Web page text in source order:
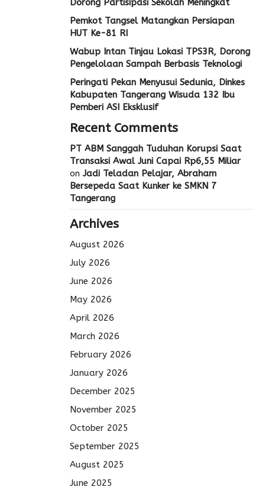
Pemkot Tangsel Matangkan Persiapan
HUT Ke-81 RI
Wabup Intan Tinjau Lokasi TPS3R, Dorong
Pengelolaan Sampah Berbasis Teknologi
Peringati Pekan Menyusui Sedunia, Dinkes
Kabupaten Tangerang Wisuda 132 Ibu
Pemberi ASI Eksklusif
Recent Comments
PT ABM Sanggah Tuduhan Korupsi Saat
Transaksi Awal Juni Capai Rp6,55 Miliar
on Jadi Teladan Pelajar, Abraham
Bersepeda Saat Kunker ke SMKN 7
Tangerang
Archives
August 2026
July 2026
June 2026
May 2026
April 2026
March 2026
February 2026
January 2026
December 2025
November 2025
October 2025
September 2025
August 2025
June 2025